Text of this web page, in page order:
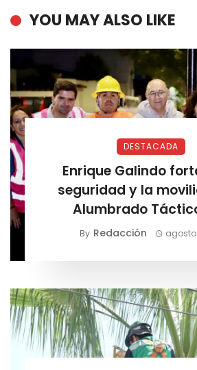
YOU MAY ALSO LIKE
DESTACADA
Enrique Galindo
seguridad y la
Alumbrado
Corredor
By Redacción agosto